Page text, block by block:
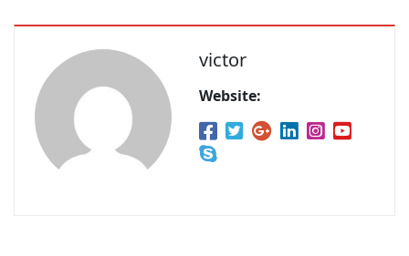
victor
Website: